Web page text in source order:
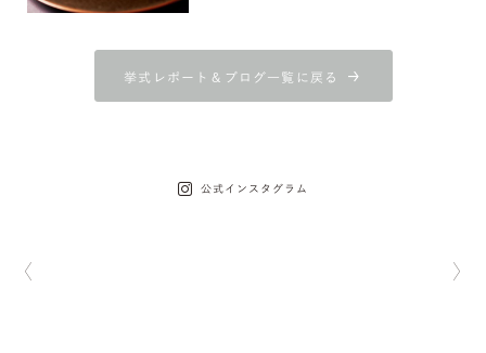
挙式レポート＆ブログ一覧に戻る
公式インスタグラム